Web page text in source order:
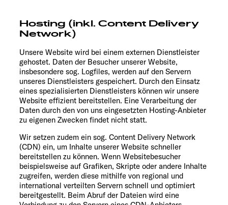
Hosting (inkl. Content Delivery
Network)
Unsere Website wird bei einem externen Dienstleister
gehostet. Daten der Besucher unserer Website,
insbesondere sog. Logfiles, werden auf den Servern
unseres Dienstleisters gespeichert. Durch den Einsatz
eines spezialisierten Dienstleisters können wir unsere
Website effizient bereitstellen. Eine Verarbeitung der
Daten durch den von uns eingesetzten Hosting-Anbieter
zu eigenen Zwecken findet nicht statt.
Wir setzen zudem ein sog. Content Delivery Network
(CDN) ein, um Inhalte unserer Website schneller
bereitstellen zu können. Wenn Websitebesucher
beispielsweise auf Grafiken, Skripte oder andere Inhalte
zugreifen, werden diese mithilfe von regional und
international verteilten Servern schnell und optimiert
bereitgestellt. Beim Abruf der Dateien wird eine